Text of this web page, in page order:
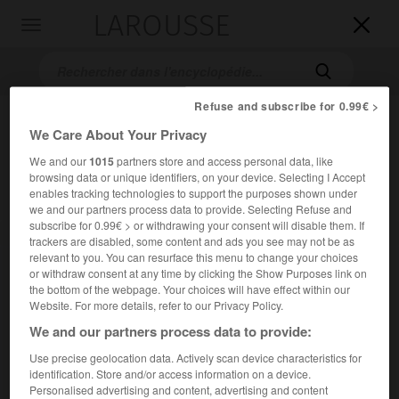


Accueil>Encyclopédie [musdico] >Paul Esswood
PaulEsswood
Cet article est extrait de l'ouvrage Larousse « Dictionnaire
de la musique ».
Contre-ténor anglais (Westbridgford, comté de Nottingham,
Refuse and subscribe for 0.99€ >
We Care About Your Privacy
We and our1015partners store and access personal data, like
browsing data or unique identifiers, on your device. Selecting I Accept
enables tracking technologies to support the purposes shown under
we and our partners process data to provide. Selecting Refuse and
subscribe for 0.99€ > or withdrawing your consent will disable them. If
trackers are disabled, some content and ads you see may not be as
relevant to you. You can resurface this menu to change your choices
or withdraw consent at any time by clicking the Show Purposes link on
the bottom of the webpage. Your choices will have effect within our
Website. For more details, refer to our Privacy Policy.
We and our partners process data to provide:
Use precise geolocation data. Actively scan device characteristics for
identification. Store and/or access information on a device.
Personalised advertising and content, advertising and content